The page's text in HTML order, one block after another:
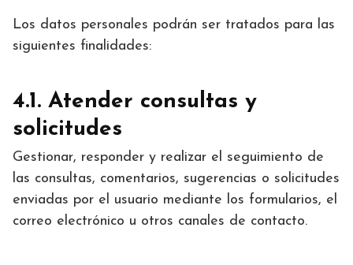
Los datos personales podrán ser tratados para las
siguientes finalidades:
4.1. Atender consultas y
solicitudes
Gestionar, responder y realizar el seguimiento de
las consultas, comentarios, sugerencias o solicitudes
enviadas por el usuario mediante los formularios, el
correo electrónico u otros canales de contacto.